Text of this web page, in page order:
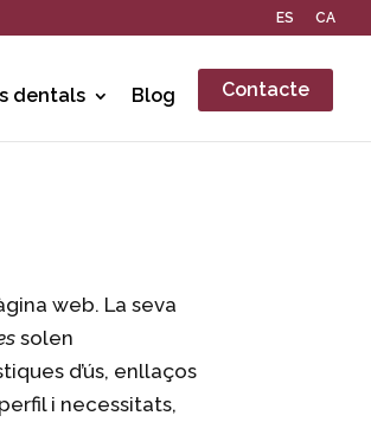
ES CA
dentals Blog Contacte
web. La seva
solen
d’ús, enllaços
i necessitats,